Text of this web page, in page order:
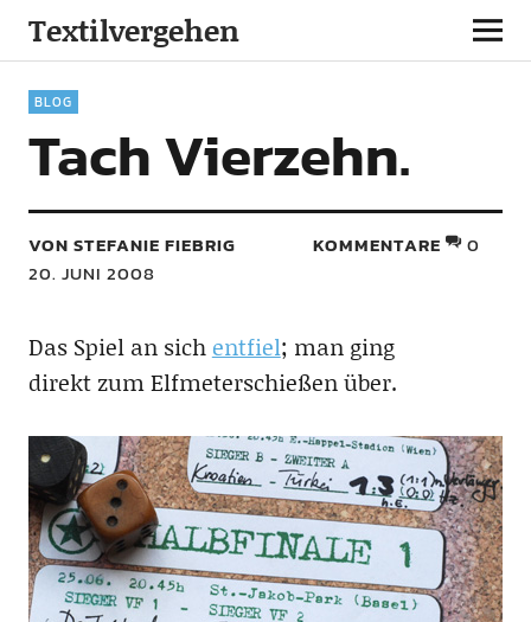
Textilvergehen
BLOG
Tach Vierzehn.
VON STEFANIE FIEBRIG
20. JUNI 2008
KOMMENTARE 0
Das Spiel an sich entfiel; man ging
direkt zum Elfmeterschießen über.